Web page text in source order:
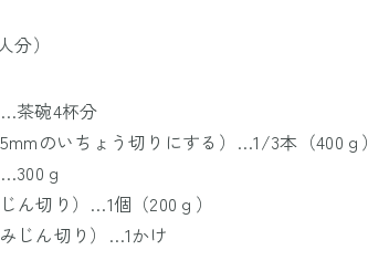
分）
茶碗4杯分
のいちょう切りにする）…1/3本（400ｇ）
ｇ
ん切り）…1個（200ｇ）
じん切り）…1かけ